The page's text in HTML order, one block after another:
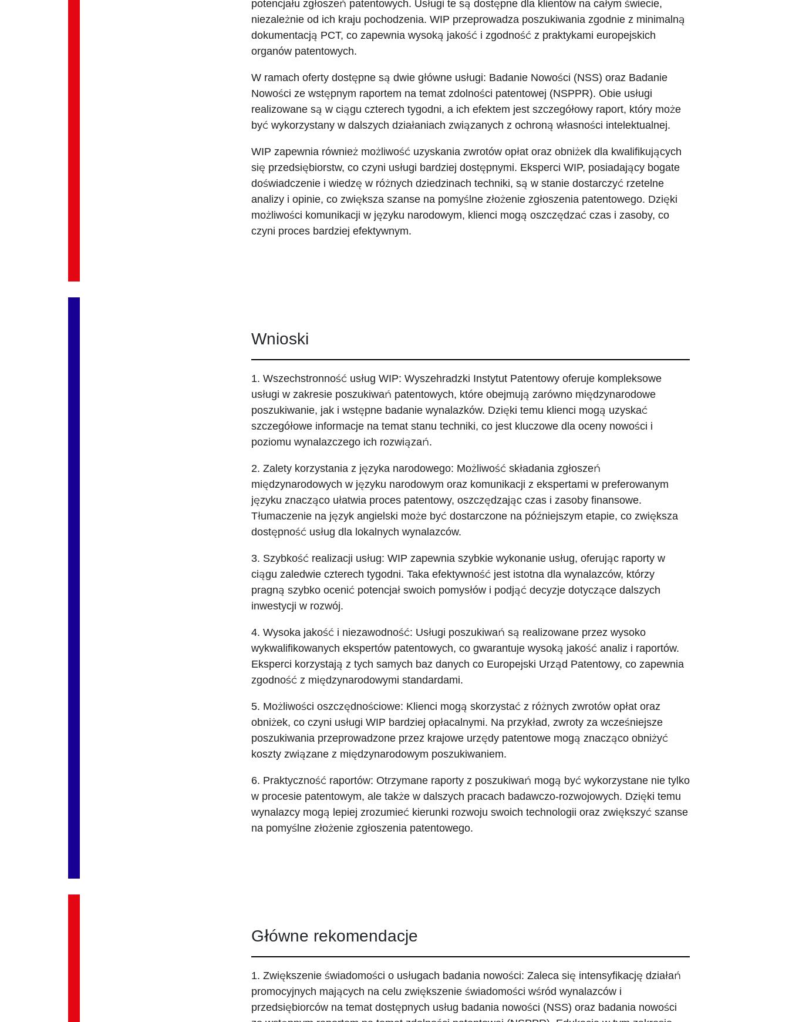
potencjału zgłoszeń patentowych. Usługi te są dostępne dla klientów na całym świecie,
niezależnie od ich kraju pochodzenia. WIP przeprowadza poszukiwania zgodnie z minimalną
dokumentacją PCT, co zapewnia wysoką jakość i zgodność z praktykami europejskich
organów patentowych.
W ramach oferty dostępne są dwie główne usługi: Badanie Nowości (NSS) oraz Badanie
Nowości ze wstępnym raportem na temat zdolności patentowej (NSPPR). Obie usługi
realizowane są w ciągu czterech tygodni, a ich efektem jest szczegółowy raport, który może
być wykorzystany w dalszych działaniach związanych z ochroną własności intelektualnej.
WIP zapewnia również możliwość uzyskania zwrotów opłat oraz obniżek dla kwalifikujących
się przedsiębiorstw, co czyni usługi bardziej dostępnymi. Eksperci WIP, posiadający bogate
doświadczenie i wiedzę w różnych dziedzinach techniki, są w stanie dostarczyć rzetelne
analizy i opinie, co zwiększa szanse na pomyślne złożenie zgłoszenia patentowego. Dzięki
możliwości komunikacji w języku narodowym, klienci mogą oszczędzać czas i zasoby, co
czyni proces bardziej efektywnym.
Wnioski
1. Wszechstronność usług WIP: Wyszehradzki Instytut Patentowy oferuje kompleksowe
usługi w zakresie poszukiwań patentowych, które obejmują zarówno międzynarodowe
poszukiwanie, jak i wstępne badanie wynalazków. Dzięki temu klienci mogą uzyskać
szczegółowe informacje na temat stanu techniki, co jest kluczowe dla oceny nowości i
poziomu wynalazczego ich rozwiązań.
2. Zalety korzystania z języka narodowego: Możliwość składania zgłoszeń
międzynarodowych w języku narodowym oraz komunikacji z ekspertami w preferowanym
języku znacząco ułatwia proces patentowy, oszczędzając czas i zasoby finansowe.
Tłumaczenie na język angielski może być dostarczone na późniejszym etapie, co zwiększa
dostępność usług dla lokalnych wynalazców.
3. Szybkość realizacji usług: WIP zapewnia szybkie wykonanie usług, oferując raporty w
ciągu zaledwie czterech tygodni. Taka efektywność jest istotna dla wynalazców, którzy
pragną szybko ocenić potencjał swoich pomysłów i podjąć decyzje dotyczące dalszych
inwestycji w rozwój.
4. Wysoka jakość i niezawodność: Usługi poszukiwań są realizowane przez wysoko
wykwalifikowanych ekspertów patentowych, co gwarantuje wysoką jakość analiz i raportów.
Eksperci korzystają z tych samych baz danych co Europejski Urząd Patentowy, co zapewnia
zgodność z międzynarodowymi standardami.
5. Możliwości oszczędnościowe: Klienci mogą skorzystać z różnych zwrotów opłat oraz
obniżek, co czyni usługi WIP bardziej opłacalnymi. Na przykład, zwroty za wcześniejsze
poszukiwania przeprowadzone przez krajowe urzędy patentowe mogą znacząco obniżyć
koszty związane z międzynarodowym poszukiwaniem.
6. Praktyczność raportów: Otrzymane raporty z poszukiwań mogą być wykorzystane nie tylko
w procesie patentowym, ale także w dalszych pracach badawczo-rozwojowych. Dzięki temu
wynalazcy mogą lepiej zrozumieć kierunki rozwoju swoich technologii oraz zwiększyć szanse
na pomyślne złożenie zgłoszenia patentowego.
Główne rekomendacje
1. Zwiększenie świadomości o usługach badania nowości: Zaleca się intensyfikację działań
promocyjnych mających na celu zwiększenie świadomości wśród wynalazców i
przedsiębiorców na temat dostępnych usług badania nowości (NSS) oraz badania nowości